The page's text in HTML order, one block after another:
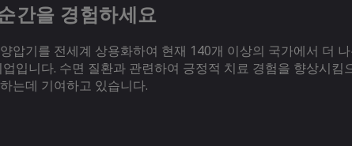
간을 경험하세요
압기를 전세계 상용화하여 현재 140개 이상의 국가에서 더
입니다. 수면 질환과 관련하여 긍정적 치료 경험을 향상시킴
는데 기여하고 있습니다.